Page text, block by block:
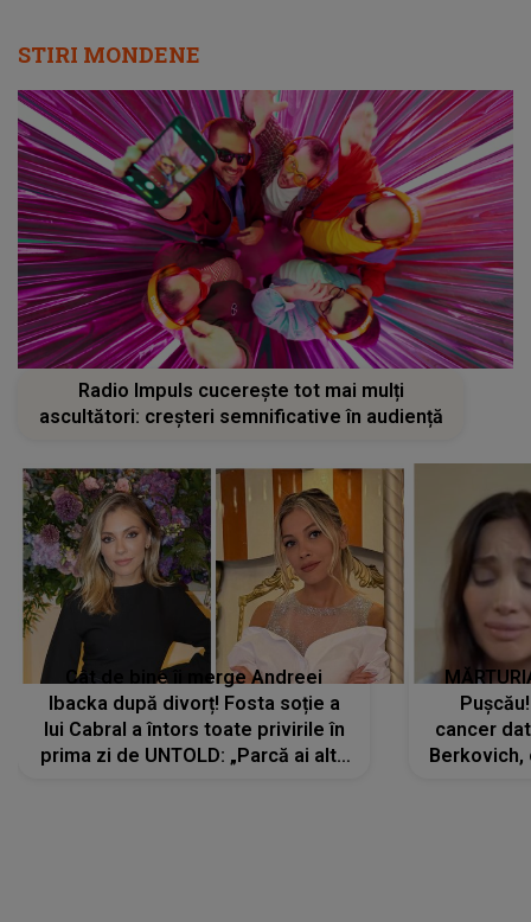
STIRI MONDENE
Radio Impuls cucerește tot mai mulți
ascultători: creșteri semnificative în audiență
Cât de bine îi merge Andreei
Ibacka după divorț! Fosta soție a
lui Cabral a întors toate privirile în
prima zi de UNTOLD: „Parcă ai altă
cancer